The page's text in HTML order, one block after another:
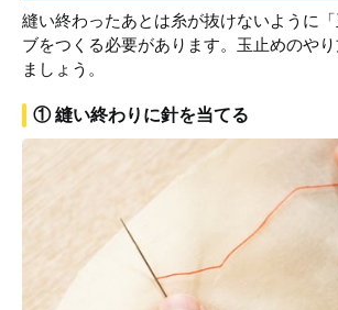
縫い終わったあとは糸が抜けないように
ブをつくる必要があります。玉止めのや
ましょう。
① 縫い終わりに針を当てる